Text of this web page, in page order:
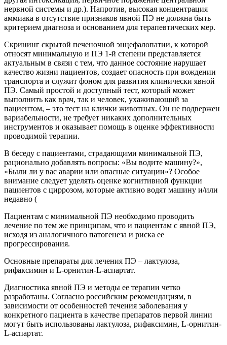
нервной системы и др.). Напротив, высокая концентрация
аммиака в отсутствие признаков явной ПЭ не должна быть
критерием диагноза и основанием для терапевтических мер.
Скрининг скрытой печеночной энцефалопатии, к которой
относят минимальную и ПЭ 1-й степени представляется
актуальным в связи с тем, что данное состояние нарушает
качество жизни пациентов, создает опасность при вождении
транспорта и служит фоном для развития клинически явной
ПЭ. Самый простой и доступный тест, который может
выполнить как врач, так и человек, ухаживающий за
пациентом, – это тест на клички животных. Он не подвержен
вариабельности, не требует никаких дополнительных
инструментов и оказывает помощь в оценке эффективности
проводимой терапии.
В беседу с пациентами, страдающими минимальной ПЭ,
рационально добавлять вопросы: «Вы водите машину?»,
«Были ли у вас аварии или опасные ситуации»? Особое
внимание следует уделять оценке когнитивной функции
пациентов с циррозом, которые активно водят машину и/или
недавно (
Пациентам с минимальной ПЭ необходимо проводить
лечение по тем же принципам, что и пациентам с явной ПЭ,
исходя из аналогичного патогенеза и риска ее
прогрессирования.
Основные препараты для лечения ПЭ – лактулоза,
рифаксимин и L-орнитин-L-аспартат.
Диагностика явной ПЭ и методы ее терапии четко
разработаны. Согласно российским рекомендациям, в
зависимости от особенностей течения заболевания у
конкретного пациента в качестве препаратов первой линии
могут быть использованы лактулоза, рифаксимин, L-орнитин-
L-аспартат.